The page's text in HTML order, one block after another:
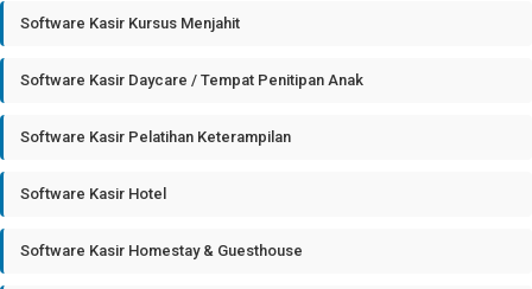
Software Kasir Kursus Menjahit
Software Kasir Daycare / Tempat Penitipan Anak
Software Kasir Pelatihan Keterampilan
Software Kasir Hotel
Software Kasir Homestay & Guesthouse